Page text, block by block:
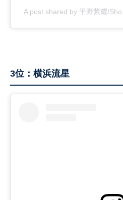
A post shared by 平野紫耀/
3位：横浜流星